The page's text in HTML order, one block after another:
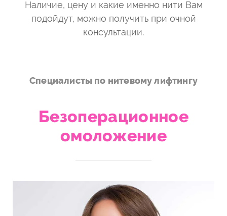
Наличие, цену и какие именно нити Вам
подойдут, можно получить при очной
консультации.
Специалисты по нитевому лифтингу
Безоперационное
омоложение